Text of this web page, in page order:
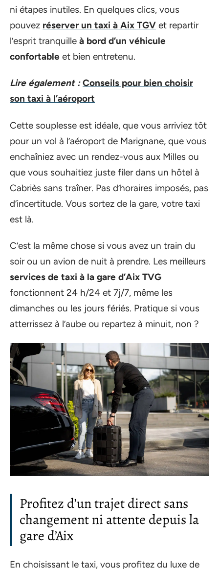
ni étapes inutiles. En quelques clics, vous
pouvez réserver un taxi à Aix TGV et repartir
l’esprit tranquille à bord d’un véhicule
confortable et bien entretenu.
Lire également : Conseils pour bien choisir
son taxi à l’aéroport
Cette souplesse est idéale, que vous arriviez tôt
pour un vol à l’aéroport de Marignane, que vous
enchaîniez avec un rendez-vous aux Milles ou
que vous souhaitiez juste filer dans un hôtel à
Cabriès sans traîner. Pas d’horaires imposés, pas
d’incertitude. Vous sortez de la gare, votre taxi
est là.
C’est la même chose si vous avez un train du
soir ou un avion de nuit à prendre. Les meilleurs
services de taxi à la gare d’Aix TVG
fonctionnent 24 h/24 et 7j/7, même les
dimanches ou les jours fériés. Pratique si vous
atterrissez à l’aube ou repartez à minuit, non ?
Profitez d’un trajet direct sans
changement ni attente depuis la
gare d’Aix
En choisissant le taxi, vous profitez du luxe de